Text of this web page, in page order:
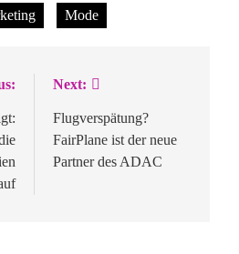
Mode
Next:
Flugverspätung?
FairPlane ist der neue
Partner des ADAC